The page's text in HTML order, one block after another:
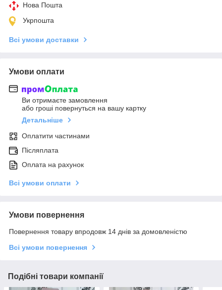
Нова Пошта
Укрпошта
Всі умови доставки
Умови оплати
Ви отримаєте замовлення
або гроші повернуться на вашу картку
Детальніше
Оплатити частинами
Післяплата
Оплата на рахунок
Всі умови оплати
Умови повернення
Повернення товару впродовж 14 днів за домовленістю
Всі умови повернення
Подібні товари компанії